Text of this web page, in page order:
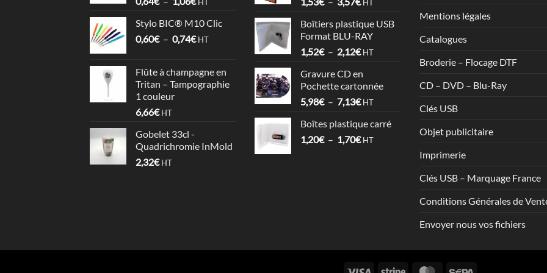
4,09€
prix :
0,64€
Stylo BIC® M10 Clic
0,60€ – 0,74€Plage
0,60€
à
HT
Flûte à champagne en
Tritan – Tampographie
1 couleur
6,66€ HT
Gobelet 33cl -
Quadrichromie InMold
2,32€ HT
prix :
1,53€
à
HT
Boîtiers plastique USB
Format BLU-RAY
1,52€ – 2,12€Plage
prix :
1,52€
à
HT
Gravure CD en
Pochette cartonnée
5,98€ – 7,13€Plage
prix :
5,98€
HT
Boîtes plastique carré
1,20€ – 1,70€Plage
HT
Mentions légales
Catalogues
Broderie – Flocage DTF
CD – DVD – Blu-Ray
Clés USB
Objet publicitaire
Imprimerie
Clés USB – Marquage France
Conditions Générales de
Envoyer nous vos fichiers
Visa Stripe MasterCard